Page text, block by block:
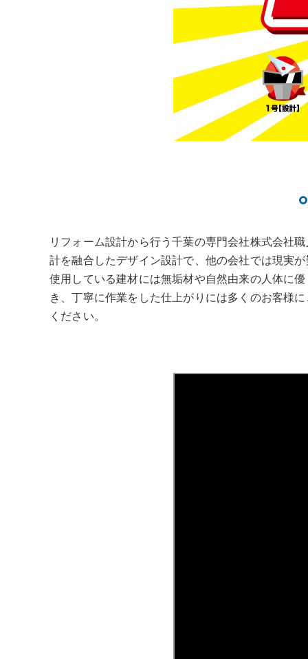
リフォーム設計から行う千葉の専門会社株式会社
計を融合したデザイン設計で、他の会社では現実
使用している建材には無垢材や自然由来の人体に
き、丁寧に作業をした仕上がりには多くのお客様
ください。